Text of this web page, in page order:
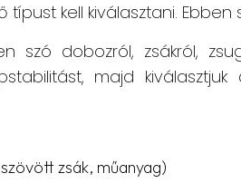
kell kiválasztani. Ebben
szó dobozról, zsákról,
majd
zsák, műanyag)